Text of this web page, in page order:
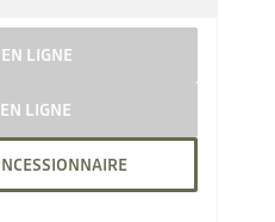
LIGNE
LIGNE